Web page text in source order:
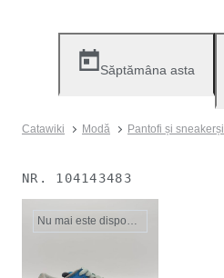
Săptămâna asta
Catawiki Modă Pantofi și sneakerși
NR. 104143483
Nu mai este disponibil